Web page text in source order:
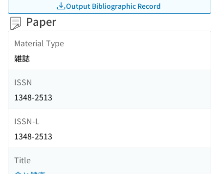
Output Bibliographic Record
Paper
Material Type
雑誌
ISSN
1348-2513
ISSN-L
1348-2513
Title